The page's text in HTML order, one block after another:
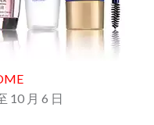
10 月 6 日